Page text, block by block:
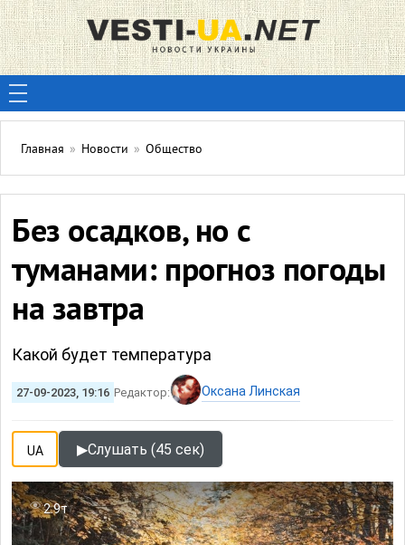
Главная » Новости » Общество
Без осадков, но с
туманами: прогноз погоды
на завтра
Какой будет температура
27-09-2023, 19:16 Редактор: Оксана Линская
UA ▶Слушать (45 сек)
2.9т